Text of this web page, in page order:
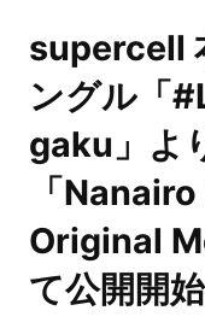
supercell
ングル「
gaku」よ
「
Original
て公開開始